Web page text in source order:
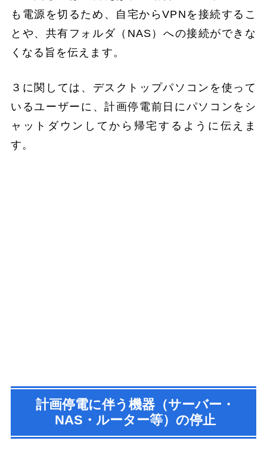
も電源を切るため、自宅からVPNを接続するこ
とや、共有フォルダ（NAS）への接続ができな
くなる旨を伝えます。
３に関しては、デスクトップパソコンを使って
いるユーザーに、計画停電前日にパソコンをシ
ャットダウンしてから帰宅するように伝えま
す。
計画停電に伴う機器（サーバー・
NAS・ルーター等）の停止